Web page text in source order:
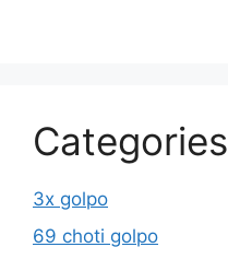
Categories
3x golpo
69 choti golpo